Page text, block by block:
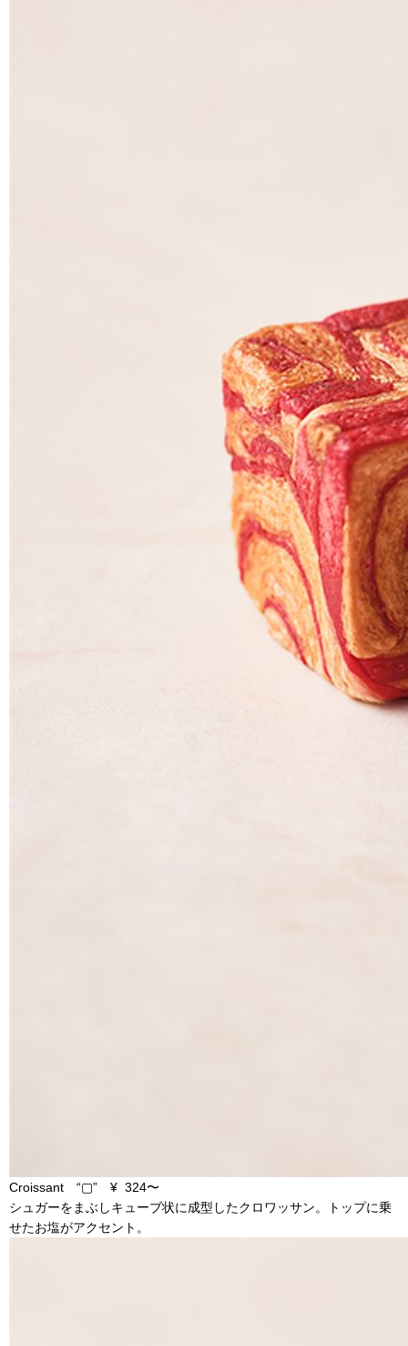
Croissant “▢” ¥ 324〜
シュガーをまぶしキューブ状に成型したクロワッサン。トップに乗
せたお塩がアクセント。